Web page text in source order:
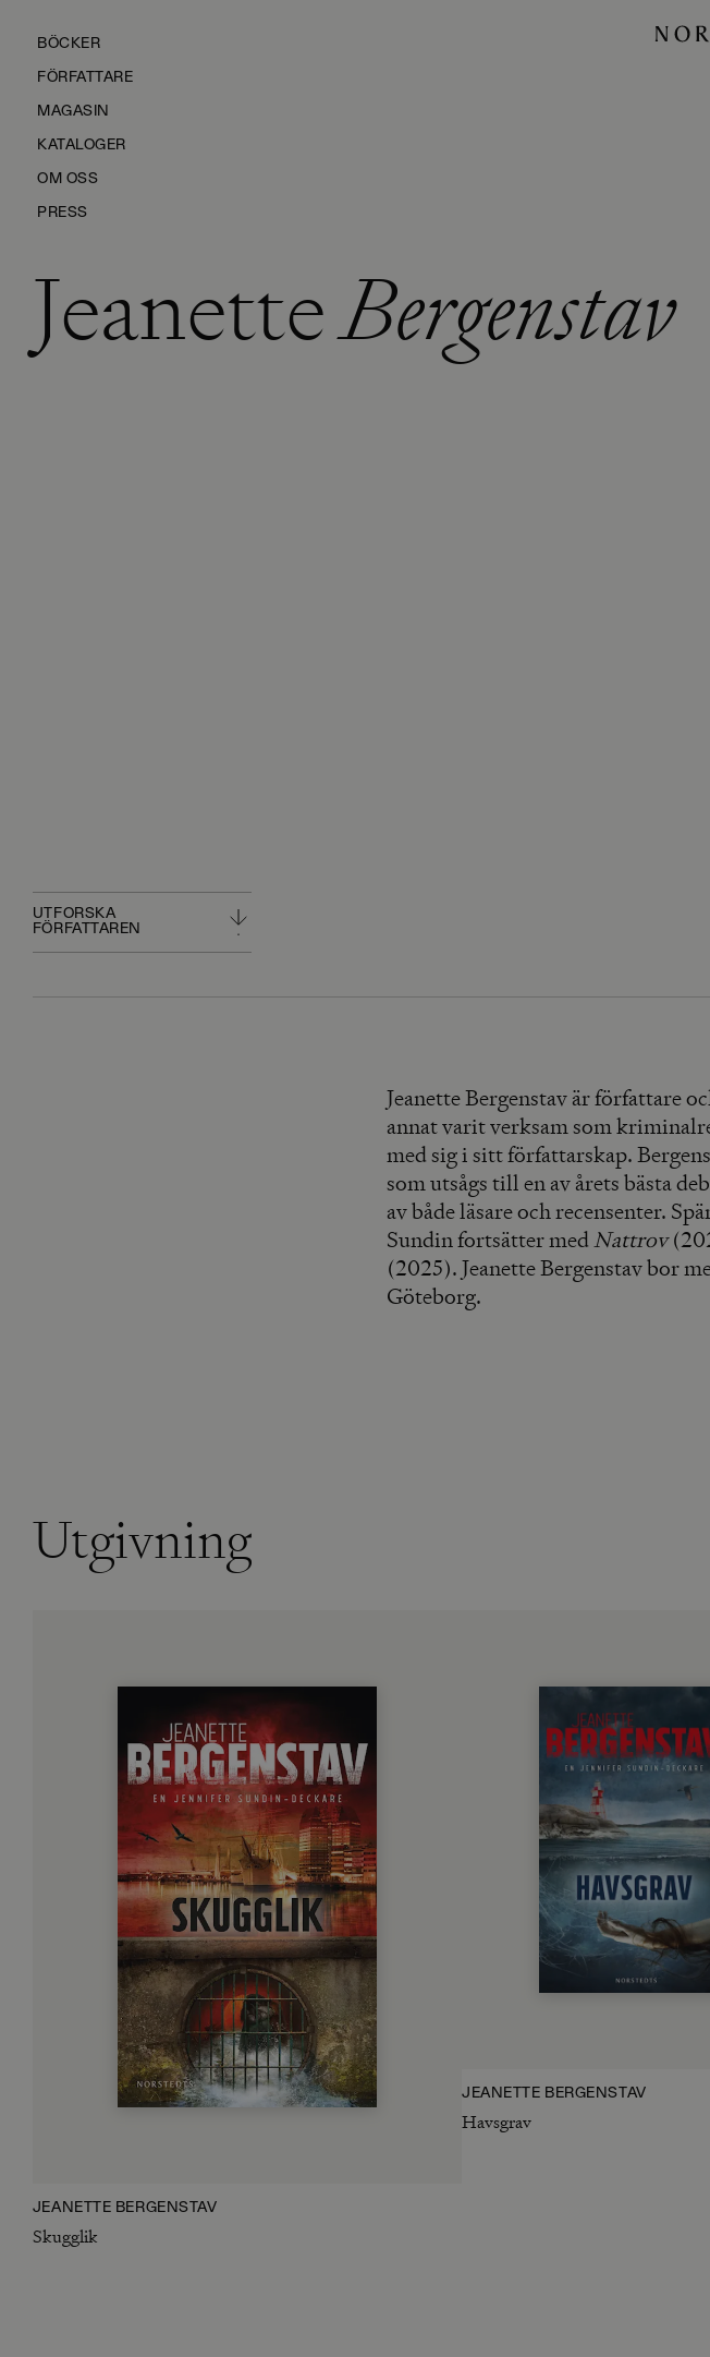
BÖCKER
FÖRFATTARE
MAGASIN
KATALOGER
OM OSS
PRESS
KONTAKTA OSS
HÅLLBARHET
JeanetteBergenstav
UTFORSKA
FÖRFATTAREN
Jeanette Bergenstav är författare
annat varit verksam som
med sig i sitt författarskap.
som utsågs till en av årets bästa
av både läsare och recensenter.
Sundin fortsätter med Nattrov
(2025). Jeanette Bergenstav bor
Göteborg.
Utgivning
JEANETTE BERGENSTAV
Skugglik
JEANETTE BERGENSTAV
Havsgrav